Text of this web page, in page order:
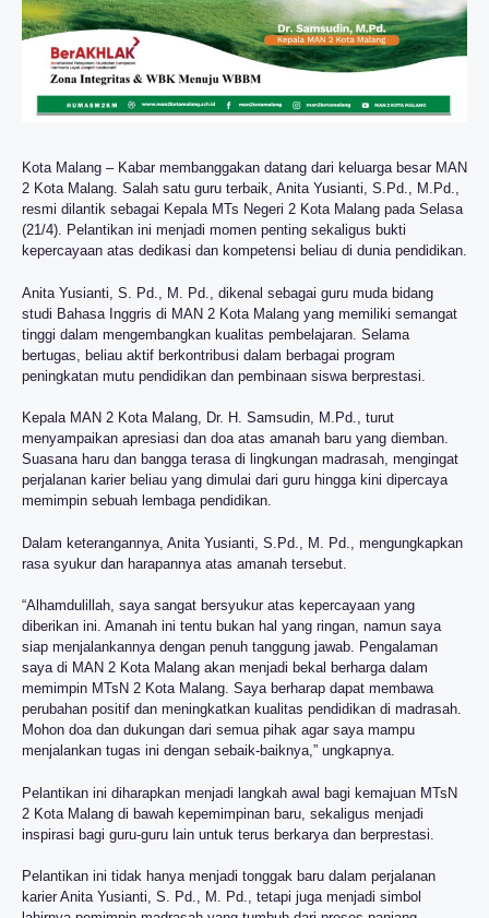
Kota Malang – Kabar membanggakan datang dari keluarga besar MAN
2 Kota Malang. Salah satu guru terbaik, Anita Yusianti, S.Pd., M.Pd.,
resmi dilantik sebagai Kepala MTs Negeri 2 Kota Malang pada Selasa
(21/4). Pelantikan ini menjadi momen penting sekaligus bukti
kepercayaan atas dedikasi dan kompetensi beliau di dunia pendidikan.
Anita Yusianti, S. Pd., M. Pd., dikenal sebagai guru muda bidang
studi Bahasa Inggris di MAN 2 Kota Malang yang memiliki semangat
tinggi dalam mengembangkan kualitas pembelajaran. Selama
bertugas, beliau aktif berkontribusi dalam berbagai program
peningkatan mutu pendidikan dan pembinaan siswa berprestasi.
Kepala MAN 2 Kota Malang, Dr. H. Samsudin, M.Pd., turut
menyampaikan apresiasi dan doa atas amanah baru yang diemban.
Suasana haru dan bangga terasa di lingkungan madrasah, mengingat
perjalanan karier beliau yang dimulai dari guru hingga kini dipercaya
memimpin sebuah lembaga pendidikan.
Dalam keterangannya, Anita Yusianti, S.Pd., M. Pd., mengungkapkan
rasa syukur dan harapannya atas amanah tersebut.
“Alhamdulillah, saya sangat bersyukur atas kepercayaan yang
diberikan ini. Amanah ini tentu bukan hal yang ringan, namun saya
siap menjalankannya dengan penuh tanggung jawab. Pengalaman
saya di MAN 2 Kota Malang akan menjadi bekal berharga dalam
memimpin MTsN 2 Kota Malang. Saya berharap dapat membawa
perubahan positif dan meningkatkan kualitas pendidikan di madrasah.
Mohon doa dan dukungan dari semua pihak agar saya mampu
menjalankan tugas ini dengan sebaik-baiknya,” ungkapnya.
Pelantikan ini diharapkan menjadi langkah awal bagi kemajuan MTsN
2 Kota Malang di bawah kepemimpinan baru, sekaligus menjadi
inspirasi bagi guru-guru lain untuk terus berkarya dan berprestasi.
Pelantikan ini tidak hanya menjadi tonggak baru dalam perjalanan
karier Anita Yusianti, S. Pd., M. Pd., tetapi juga menjadi simbol